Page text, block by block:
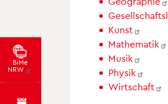
BiMe
NRW
Kunst
Mathematik
Musik
Physik
Wirtschaft